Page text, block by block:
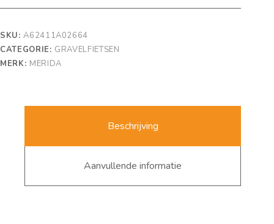
SKU:A62411A02664
CATEGORIE: GRAVELFIETSEN
MERK: MERIDA
Beschrijving
Aanvullende informatie